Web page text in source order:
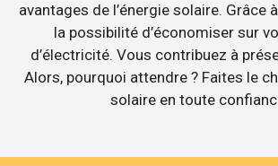
avantages de l’énergie solaire. Grâce
la possibilité d’économiser sur
d’électricité. Vous contribuez à
Alors, pourquoi attendre ? Faites le
solaire en toute